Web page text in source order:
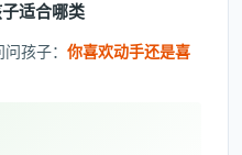
适合哪类
孩子： 你喜欢动手还是喜